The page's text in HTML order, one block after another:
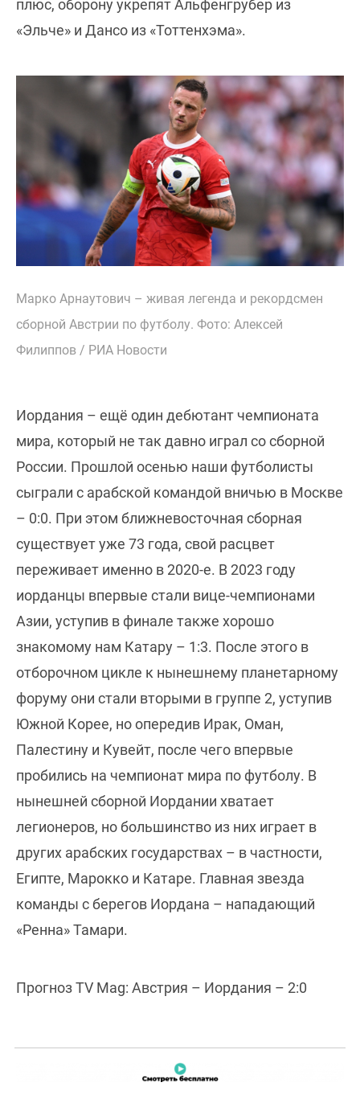
плюс, оборону укрепят Альфенгрубер из
«Эльче» и Дансо из «Тоттенхэма».
Марко Арнаутович – живая легенда и рекордсмен
сборной Австрии по футболу. Фото: Алексей
Филиппов / РИА Новости
Иордания – ещё один дебютант чемпионата
мира, который не так давно играл со сборной
России. Прошлой осенью наши футболисты
сыграли с арабской командой вничью в Москве
– 0:0. При этом ближневосточная сборная
существует уже 73 года, свой расцвет
переживает именно в 2020-е. В 2023 году
иорданцы впервые стали вице-чемпионами
Азии, уступив в финале также хорошо
знакомому нам Катару – 1:3. После этого в
отборочном цикле к нынешнему планетарному
форуму они стали вторыми в группе 2, уступив
Южной Корее, но опередив Ирак, Оман,
Палестину и Кувейт, после чего впервые
пробились на чемпионат мира по футболу. В
нынешней сборной Иордании хватает
легионеров, но большинство из них играет в
других арабских государствах – в частности,
Египте, Марокко и Катаре. Главная звезда
команды с берегов Иордана – нападающий
«Ренна» Тамари.
Прогноз TV Mag: Австрия – Иордания – 2:0